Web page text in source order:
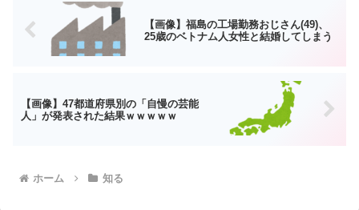
【画像】福島の工場勤務おじさん(49)、
25歳のベトナム人女性と結婚してしまう
【画像】47都道府県別の「自慢の芸能
人」が発表された結果ｗｗｗｗｗ
ホーム 知る